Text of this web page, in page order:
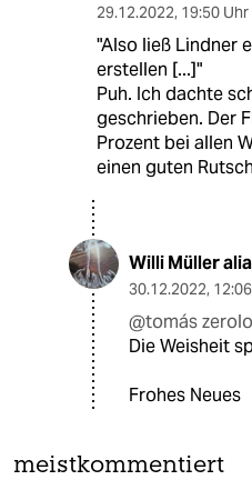
29.12.2022, 19:50 Uhr
"Also ließ Lindner
erstellen [...]"
Puh. Ich dachte
geschrieben. Der
Prozent bei allen
einen guten
Willi Müller
30.12.2022,
@tomás
Die Weisheit
Frohes Neues
meistkommentiert